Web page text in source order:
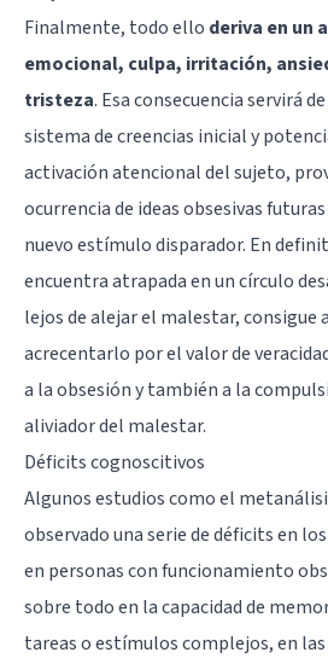
Finalmente, todo ello deriva en un
emocional, culpa, irritación,
tristeza. Esa consecuencia servirá
sistema de creencias inicial y
activación atencional del sujeto,
ocurrencia de ideas obsesivas
nuevo estímulo disparador. En
encuentra atrapada en un círculo
lejos de alejar el malestar,
acrecentarlo por el valor de
a la obsesión y también a la
aliviador del malestar.
Déficits cognoscitivos
Algunos estudios como el
observado una serie de déficits en
en personas con funcionamiento
sobre todo en la capacidad de
tareas o estímulos complejos, en